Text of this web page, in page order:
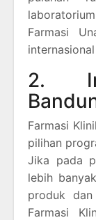
Farmasi
2.
Farmasi
pilihan
Jika pada
lebih
produk
Farmasi